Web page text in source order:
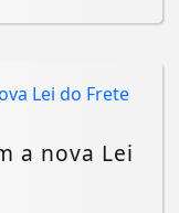
a nova Lei